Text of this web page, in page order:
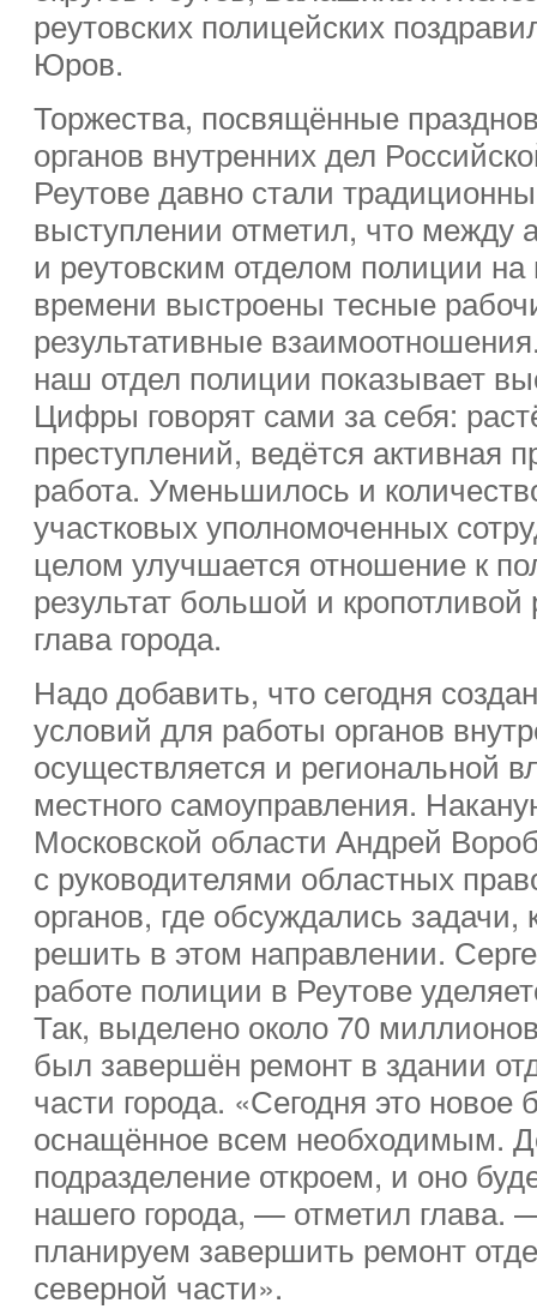
реутовских полицейских
Юров.
Торжества, посвящённые
органов внутренних дел
Реутове давно стали
выступлении отметил, что между
и реутовским отделом полиции на
времени выстроены тесные
результативные
наш отдел полиции показывает
Цифры говорят сами за себя:
преступлений, ведётся активная
работа. Уменьшилось и
участковых уполномоченных
целом улучшается отношение к
результат большой и
глава города.
Надо добавить, что сегодня
условий для работы органов
осуществляется и региональной
местного самоуправления.
Московской области Андрей
с руководителями областных
органов, где обсуждались задачи,
решить в этом направлении.
работе полиции в Реутове
Так, выделено около 70
был завершён ремонт в здании
части города. «Сегодня это
оснащённое всем необходимым.
подразделение откроем, и оно
нашего города, — отметил
планируем завершить ремонт
северной части».